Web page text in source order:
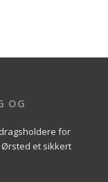
OG
for
et sikkert